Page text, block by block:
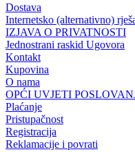
Dostava
Internetsko (alternativno)
IZJAVA O PRIVATNOSTI
Jednostrani raskid Ugovora
Kontakt
Kupovina
O nama
OPĆI UVJETI
Plaćanje
Pristupačnost
Registracija
Reklamacije i povrati